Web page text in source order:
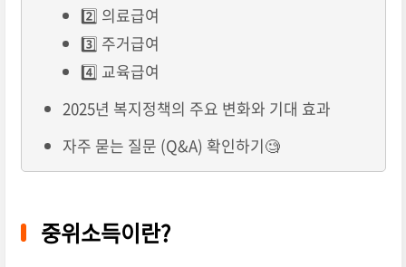
2️⃣ 의료급여
3️⃣ 주거급여
4️⃣ 교육급여
2025년 복지정책의 주요 변화와 기대 효과
자주 묻는 질문 (Q&A) 확인하기🧐
중위소득이란?